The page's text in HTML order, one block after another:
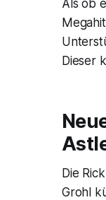
Als ob
Dieser
Die
Grohl